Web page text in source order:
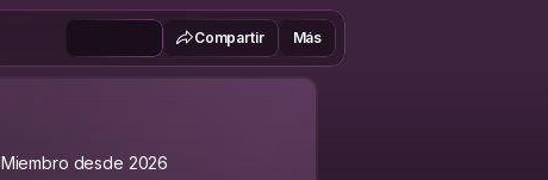
Compartir Más
Miembro desde 2026